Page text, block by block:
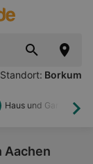
Borkum
Haus und Garten
Aachen